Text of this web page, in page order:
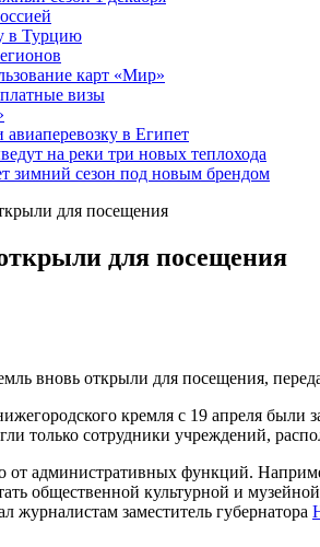
в Турцию
карт «Мир»
визы
авиаперевозку в Египет
на реки три новых теплохода
зимний сезон под новым брендом
для посещения
для посещения
вновь открыли для посещения,
кремля с 19 апреля были
только сотрудники учреждений,
от административных функций.
общественной культурной и
журналистам заместитель губернатора